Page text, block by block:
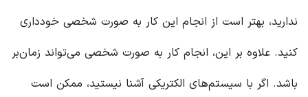
ندارید، بهتر است از انجام این کار به صورت شخصی خودداری
کنید. علاوه بر این، انجام کار به صورت شخصی می‌تواند زمان‌بر
باشد. اگر با سیستم‌های الکتریکی آشنا نیستید، ممکن است